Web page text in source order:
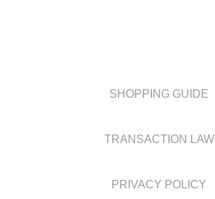
SHOPPING GUIDE
TRANSACTION LAW
PRIVACY POLICY